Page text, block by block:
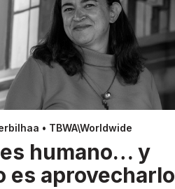
• TBWA\Worldwide
humano… y
es aprovecharlo